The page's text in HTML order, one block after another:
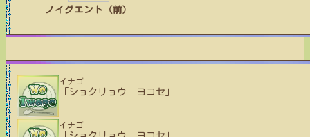
ノイグエント（前）
イナゴ
「ショクリョウ ヨコセ」
イナゴ